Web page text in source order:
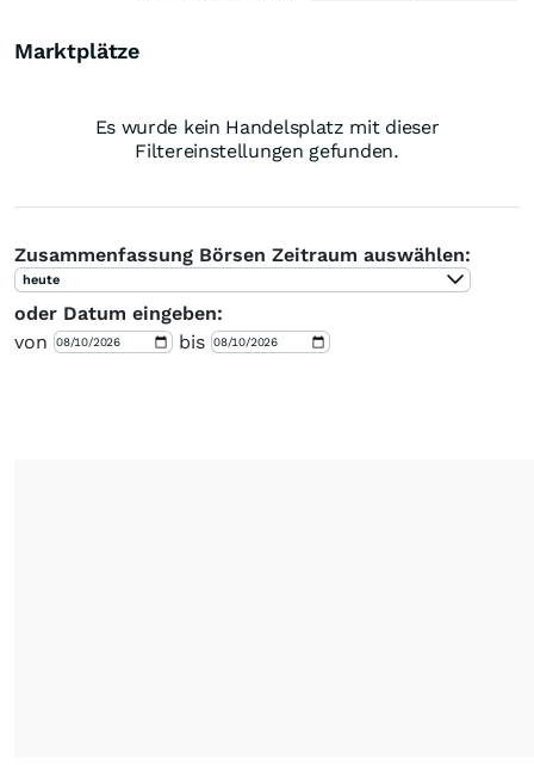
Marktplätze
Es wurde kein Handelsplatz mit dieser
Filtereinstellungen gefunden.
Zusammenfassung Börsen Zeitraum auswählen:
heute
oder Datum eingeben:
von
bis